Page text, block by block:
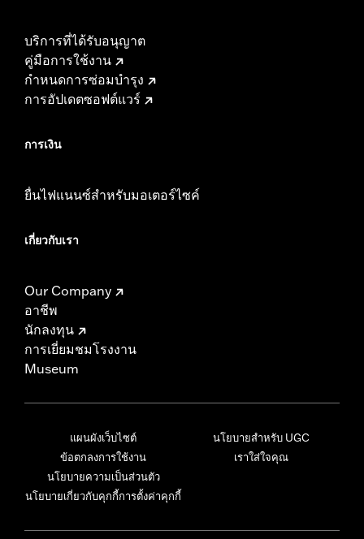
บริการที่ได้รับอนุญาต
คู่มือการใช้งาน
กำหนดการซ่อมบำรุง
การอัปเดตซอฟต์แวร์
การเงิน
ยื่นไฟแนนซ์สำหรับมอเตอร์ไซค์
เกี่ยวกับเรา
Our Company
อาชีพ
นักลงทุน
การเยี่ยมชมโรงงาน
Museum
แผนผังเว็บไซต์
ข้อตกลงการใช้งาน
นโยบายความเป็นส่วนตัว
นโยบายเกี่ยวกับคุกกี้การตั้งค่าคุกกี้
นโยบายสำหรับ UGC
เราใส่ใจคุณ